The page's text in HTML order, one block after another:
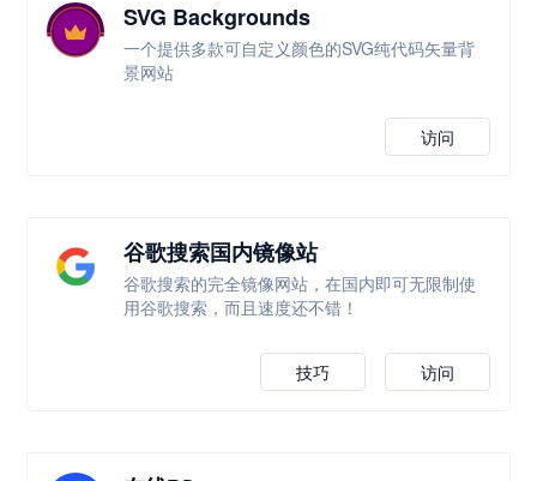
SVG Backgrounds
一个提供多款可自定义颜色的SVG纯代码矢量背
景网站
访问
谷歌搜索国内镜像站
谷歌搜索的完全镜像网站，在国内即可无限制使
用谷歌搜索，而且速度还不错！
访问
技巧